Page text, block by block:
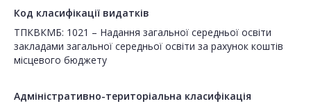
Код класифікації видатків
ТПКВКМБ: 1021 – Надання загальної середньої освіти
закладами загальної середньої освіти за рахунок коштів
місцевого бюджету
Адміністративно-територіальна класифікація